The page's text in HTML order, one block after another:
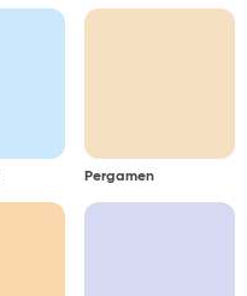
Pergamen